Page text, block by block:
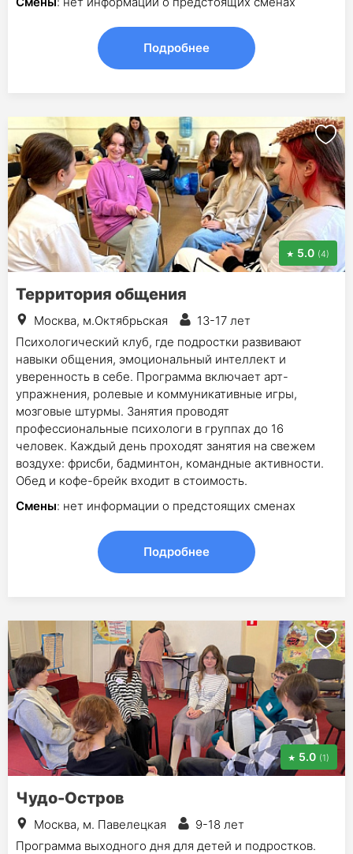
Подробнее
5.0 (4)
Территория общения
Москва, м.Октябрьская
13-17 лет
Психологический клуб, где подростки развивают
навыки общения, эмоциональный интеллект и
уверенность в себе. Программа включает арт-
упражнения, ролевые и коммуникативные игры,
мозговые штурмы. Занятия проводят
профессиональные психологи в группах до 16
человек. Каждый день проходят занятия на свежем
воздухе: фрисби, бадминтон, командные активности.
Обед и кофе-брейк входит в стоимость.
Смены: нет информации о предстоящих сменах
Подробнее
5.0 (1)
Чудо-Остров
Москва, м. Павелецкая
9-18 лет
Программа выходного дня для детей и подростков.